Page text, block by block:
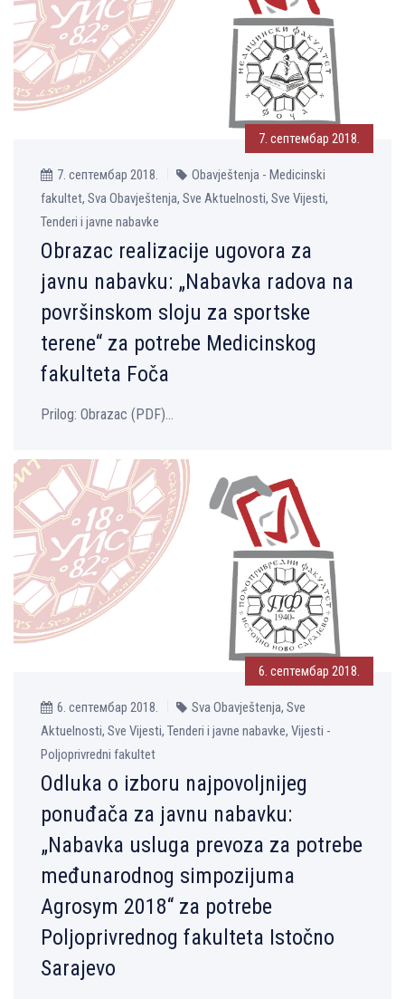
7. септембар 2018.
7. септембар 2018.
Obavještenja - Medicinski
fakultet, Sva Obavještenja, Sve Aktuelnosti, Sve Vijesti,
Tenderi i javne nabavke
Obrazac realizacije ugovora za
javnu nabavku: „Nabavka radova na
površinskom sloju za sportske
terene“ za potrebe Medicinskog
fakulteta Foča
Prilog: Оbrazac (PDF)...
6. септембар 2018.
6. септембар 2018.
Sva Obavještenja, Sve
Aktuelnosti, Sve Vijesti, Tenderi i javne nabavke, Vijesti -
Poljoprivredni fakultet
Odluka o izboru najpovolјnijeg
ponuđača za javnu nabavku:
„Nabavka usluga prevoza za potrebe
međunarodnog simpozijuma
Agrosym 2018“ za potrebe
Polјoprivrednog fakulteta Istočno
Sarajevo